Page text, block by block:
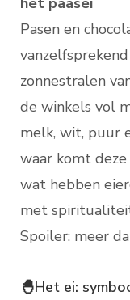
Pasen en
zonnestralen
de winkels vol
melk, wit, puur
waar komt
wat hebben
met
Spoiler: meer
🐣Het ei: